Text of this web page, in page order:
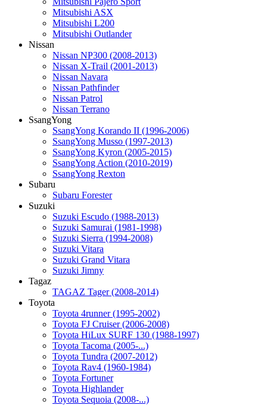
Mitsubishi ASX
Mitsubishi L200
Mitsubishi Outlander
Nissan
Nissan NP300 (2008-2013)
Nissan X-Trail (2001-2013)
Nissan Navara
Nissan Pathfinder
Nissan Patrol
Nissan Terrano
SsangYong
SsangYong Korando II (1996-2006)
SsangYong Musso (1997-2013)
SsangYong Kyron (2005-2015)
SsangYong Action (2010-2019)
SsangYong Rexton
Subaru
Subaru Forester
Suzuki
Suzuki Escudo (1988-2013)
Suzuki Samurai (1981-1998)
Suzuki Sierra (1994-2008)
Suzuki Vitara
Suzuki Grand Vitara
Suzuki Jimny
Tagaz
TAGAZ Tager (2008-2014)
Toyota
Toyota 4runner (1995-2002)
Toyota FJ Cruiser (2006-2008)
Toyota HiLux SURF 130 (1988-1997)
Toyota Tacoma (2005-...)
Toyota Tundra (2007-2012)
Toyota Rav4 (1960-1984)
Toyota Fortuner
Toyota Highlander
Toyota Sequoia (2008-...)